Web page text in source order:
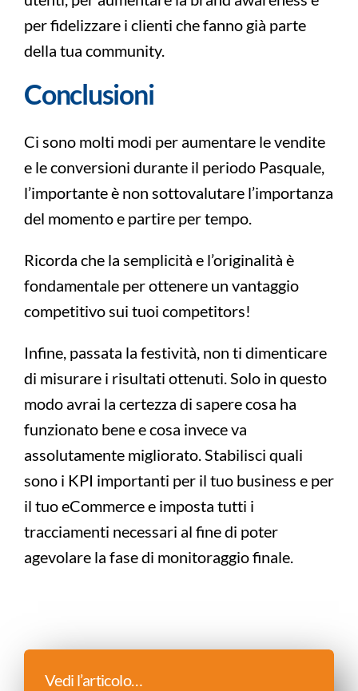
per fidelizzare i clienti che fanno già parte
della tua community.
Conclusioni
Ci sono molti modi per aumentare le vendite
e le conversioni durante il periodo Pasquale,
l’importante è non sottovalutare l’importanza
del momento e partire per tempo.
Ricorda che la semplicità e l’originalità è
fondamentale per ottenere un vantaggio
competitivo sui tuoi competitors!
Infine, passata la festività, non ti dimenticare
di misurare i risultati ottenuti. Solo in questo
modo avrai la certezza di sapere cosa ha
funzionato bene e cosa invece va
assolutamente migliorato. Stabilisci quali
sono i KPI importanti per il tuo business e per
il tuo eCommerce e imposta tutti i
tracciamenti necessari al fine di poter
agevolare la fase di monitoraggio finale.
Vedi l’articolo…